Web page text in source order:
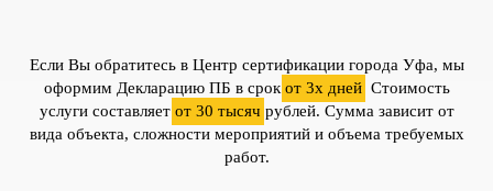
Если Вы обратитесь в Центр сертификации города Уфа, мы
оформим Декларацию ПБ в срок от 3х дней. Стоимость
услуги составляет от 30 тысяч рублей. Сумма зависит от
вида объекта, сложности мероприятий и объема требуемых
работ.